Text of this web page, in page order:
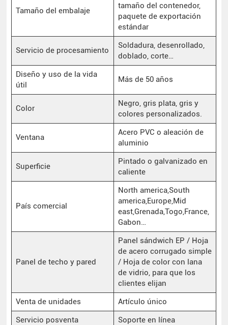
Tamaño del embalaje
tamaño del contenedor,
paquete de exportación
estándar
Servicio de procesamiento
Soldadura, desenrollado,
doblado, corte…
Diseño y uso de la vida
útil
Más de 50 años
Color
Negro, gris plata, gris y
colores personalizados.
Ventana
Acero PVC o aleación de
aluminio
Superficie
Pintado o galvanizado en
caliente
País comercial
North america,South
america,Europe,Mid
east,Grenada,Togo,France,
Gabon…
Panel de techo y pared
Panel sándwich EP / Hoja
de acero corrugado simple
/ Hoja de color con lana
de vidrio, para que los
clientes elijan
Venta de unidades
Artículo único
Servicio posventa
Soporte en línea